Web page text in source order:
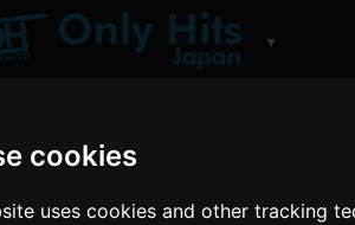
cookies
uses cookies and other tracking
▼